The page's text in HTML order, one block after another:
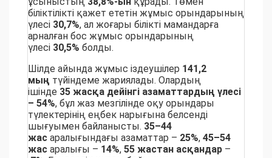
біліктілікті қажет ететін жұмыс орындарының
үлесі 30,7%, ал жоғары білікті мамандарға
арналған бос жұмыс орындарының
үлесі 30,5% болды.
Шілде айында жұмыс іздеушілер 141,2
мың түйіндеме жариялады. Олардың
ішінде 35 жасқа дейінгі азаматтардың үлесі
– 54%, бұл жаз мезгілінде оқу орындары
түлектерінің еңбек нарығына белсенді
шығуымен байланысты. 35–44
жас аралығындағы азаматтар – 25%, 45–54
жас аралығы – 14%, 55 жастан асқандар –